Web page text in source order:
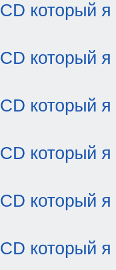
который я
который я
который я
который я
который я
который я